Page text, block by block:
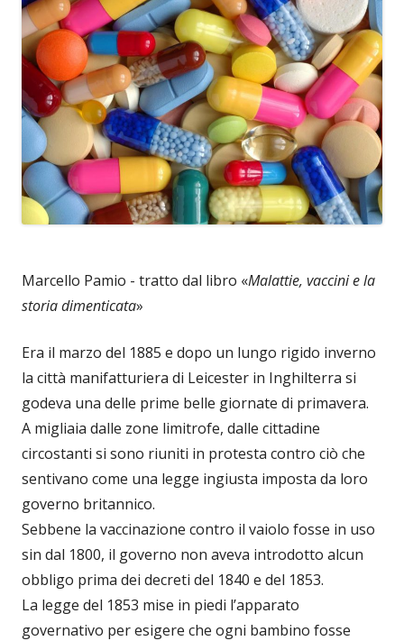
Marcello Pamio - tratto dal libro «Malattie, vaccini e la
storia dimenticata»
Era il marzo del 1885 e dopo un lungo rigido inverno
la città manifatturiera di Leicester in Inghilterra si
godeva una delle prime belle giornate di primavera.
A migliaia dalle zone limitrofe, dalle cittadine
circostanti si sono riuniti in protesta contro ciò che
sentivano come una legge ingiusta imposta da loro
governo britannico.
Sebbene la vaccinazione contro il vaiolo fosse in uso
sin dal 1800, il governo non aveva introdotto alcun
obbligo prima dei decreti del 1840 e del 1853.
La legge del 1853 mise in piedi l’apparato
governativo per esigere che ogni bambino fosse